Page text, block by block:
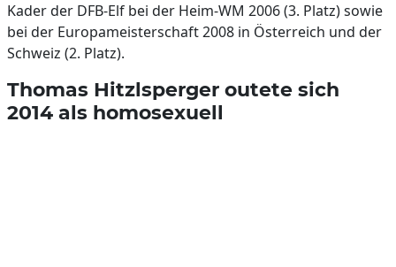
Kader der DFB-Elf bei der Heim-WM 2006 (3. Platz) sowie
bei der Europameisterschaft 2008 in Österreich und der
Schweiz (2. Platz).
Thomas Hitzlsperger outete sich
2014 als homosexuell